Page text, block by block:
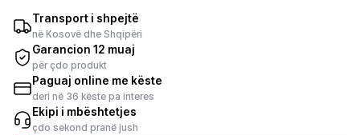
Transport i shpejtë
në Kosovë dhe Shqipëri
Garancion 12 muaj
për çdo produkt
Paguaj online me këste
deri në 36 këste pa interes
Ekipi i mbështetjes
çdo sekond pranë jush